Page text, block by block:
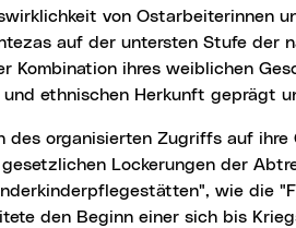
auf der untersten Stufe der
Kombination ihres weiblichen
und ethnischen Herkunft geprägt
Lockerungen der
wie die
den Beginn einer sich bis